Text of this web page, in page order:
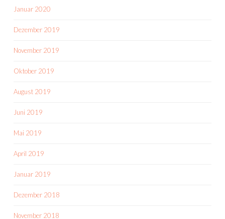
Januar 2020
Dezember 2019
November 2019
Oktober 2019
August 2019
Juni 2019
Mai 2019
April 2019
Januar 2019
Dezember 2018
November 2018